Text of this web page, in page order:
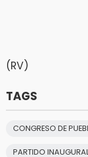
(RV)
TAGS
CONGRESO DE
PARTIDO